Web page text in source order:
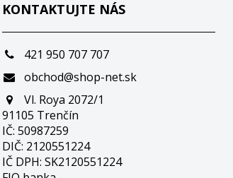
KONTAKTUJTE NÁS
421 950 707 707
obchod@shop-net.sk
Vl. Roya 2072/1
91105 Trenčín
IČ: 50987259
DIČ: 2120551224
IČ DPH: SK2120551224